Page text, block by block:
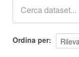
Ordina per